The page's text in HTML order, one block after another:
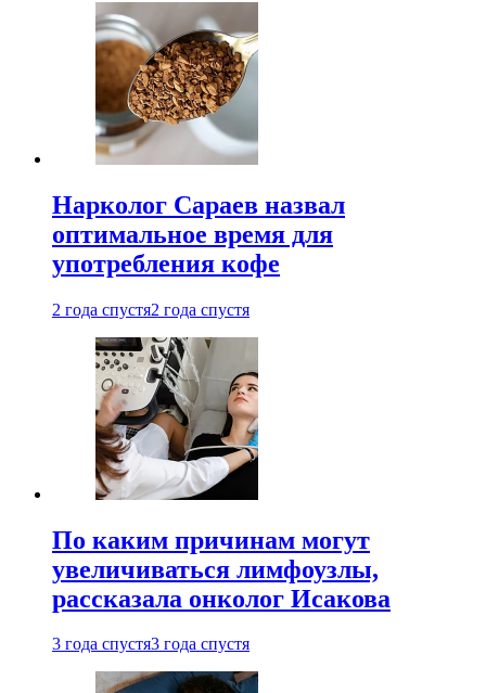
Нарколог Сараев назвал
оптимальное время для
употребления кофе
2 года спустя2 года спустя
По каким причинам могут
увеличиваться лимфоузлы,
рассказала онколог Исакова
3 года спустя3 года спустя